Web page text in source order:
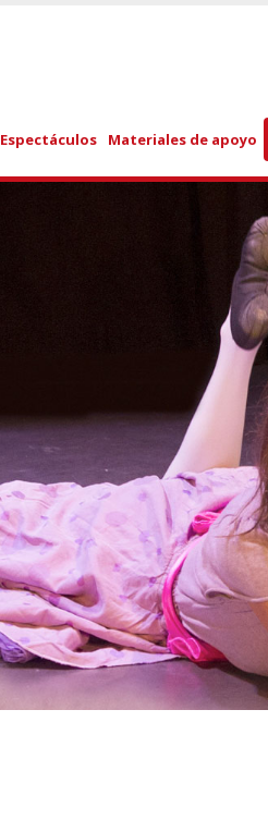
Espectáculos Materiales de apoyo